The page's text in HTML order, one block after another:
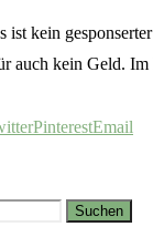
ist kein
auch kein Geld.
PinterestEmail